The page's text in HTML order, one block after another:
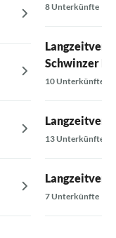
8 Unterkünfte
Schwinzer
10 Unterkünfte
13 Unterkünfte
7 Unterkünfte